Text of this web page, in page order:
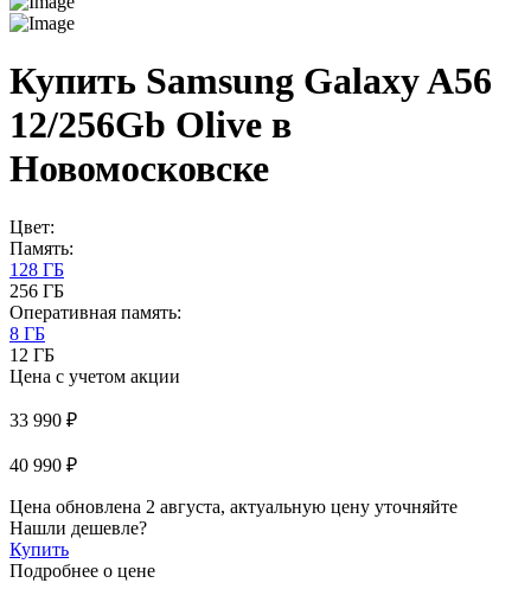
Купить Samsung Galaxy A56
12/256Gb Olive в
Новомосковске
Цвет:
Память:
128 ГБ
256 ГБ
Оперативная память:
8 ГБ
12 ГБ
Цена с учетом акции
33 990 ₽
40 990 ₽
Цена обновлена 2 августа, актуальную цену уточняйте
Нашли дешевле?
Купить
Подробнее о цене